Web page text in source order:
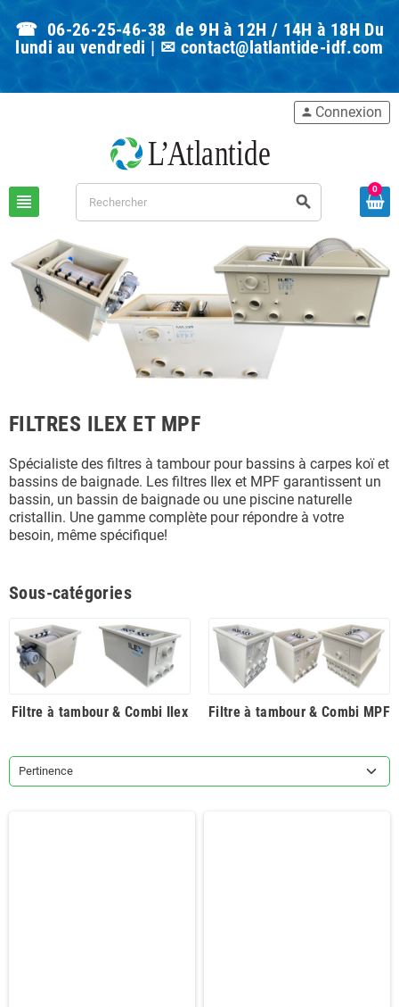
☎ 06-26-25-46-38 de 9H à 12H / 14H à 18H Du
lundi au vendredi | ✉ contact@latlantide-idf.com
view_headline search
person Connexion
0
FILTRES ILEX ET MPF
Spécialiste des filtres à tambour pour bassins à carpes koï et
bassins de baignade. Les filtres Ilex et MPF garantissent un
bassin, un bassin de baignade ou une piscine naturelle
cristallin. Une gamme complète pour répondre à votre
besoin, même spécifique!
Sous-catégories
Filtre à tambour & Combi Ilex Filtre à tambour & Combi MPF
Pertinence